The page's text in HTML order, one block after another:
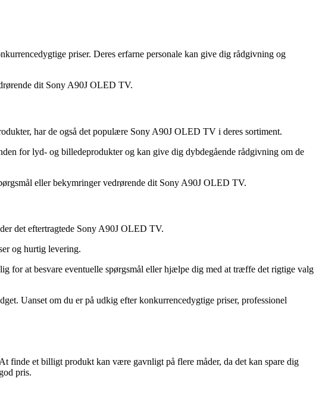
priser. Deres erfarne personale kan give dig rådgivning og
dit Sony A90J OLED TV.
har de også det populære Sony A90J OLED TV i deres sortiment.
for lyd- og billedeprodukter og kan give dig dybdegående rådgivning om de
eller bekymringer vedrørende dit Sony A90J OLED TV.
det eftertragtede Sony A90J OLED TV.
og hurtig levering.
for at besvare eventuelle spørgsmål eller hjælpe dig med at træffe det rigtige valg
Uanset om du er på udkig efter konkurrencedygtige priser, professionel
finde et billigt produkt kan være gavnligt på flere måder, da det kan spare dig
pris.